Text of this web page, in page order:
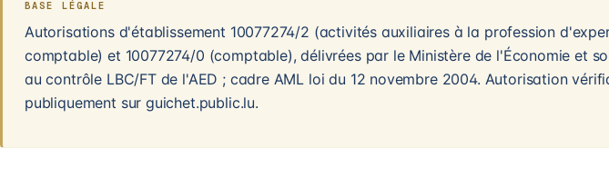
BASE LÉGALE
Autorisations d'établissement 10077274/2 (activités auxiliaires à la profession
comptable) et 10077274/0 (comptable), délivrées par le Ministère de l'Économie et
au contrôle LBC/FT de l'AED ; cadre AML loi du 12 novembre 2004. Autorisation
publiquement sur guichet.public.lu.